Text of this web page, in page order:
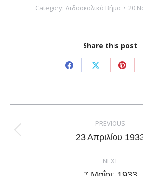
Category: Διδασκαλικό Βήμα 20
Share this post
Share
Facebook
Share
X
navigation
PREVIOUS
Previous
23 Απριλίου
NEXT
Next